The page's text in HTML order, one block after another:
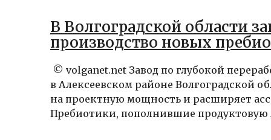
В Волгоградской области
производство новых
© volganet.net Завод по глубокой
в Алексеевском районе Волгоградской
на проектную мощность и расширяет
Пребиотики, пополнившие продуктовую